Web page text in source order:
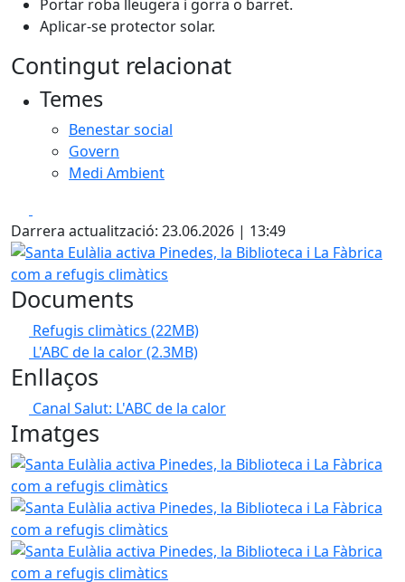
Portar roba lleugera i gorra o barret.
Aplicar-se protector solar.
Contingut relacionat
Temes
Benestar social
Govern
Medi Ambient
Darrera actualització: 23.06.2026 | 13:49
Santa Eulàlia activa Pinedes, la Biblioteca i La Fàbrica
Documents
Refugis climàtics (22MB)
L'ABC de la calor(2.3MB)
Enllaços
Canal Salut: L'ABC de la calor
Imatges
Santa Eulàlia activa Pinedes, la Biblioteca i La Fàbrica
Santa Eulàlia activa Pinedes, la Biblioteca i La Fàbrica
Santa Eulàlia activa Pinedes, la Biblioteca i La Fàbrica